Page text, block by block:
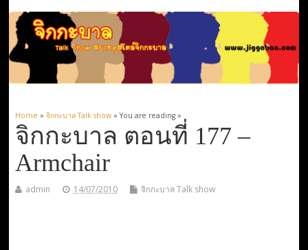
Home » จิกกะบาล Talk show» You are reading »
จิกกะบาล ตอนที่ 177 –
Armchair
admin 14/07/2010 จิกกะบาล Talk show